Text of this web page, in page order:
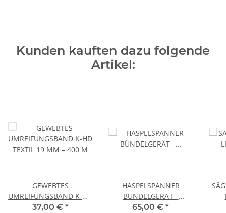
Kunden kauften dazu folgende
Artikel:
GEWEBTES
UMREIFUNGSBAND K-HD
TEXTIL 19 MM – 400 M
37,00 € *
HASPELSPANNER
BÜNDELGERÄT –
UMREIFUNGSBAND 12–
65,00 € *